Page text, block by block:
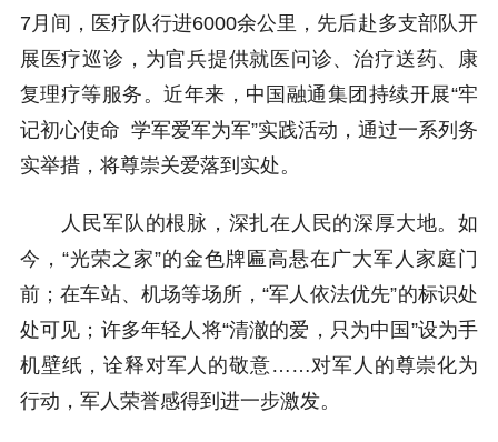
7月间，医疗队行进6000余公里，先后赴多支部队开
展医疗巡诊，为官兵提供就医问诊、治疗送药、康
复理疗等服务。近年来，中国融通集团持续开展“牢
记初心使命 学军爱军为军”实践活动，通过一系列务
实举措，将尊崇关爱落到实处。
人民军队的根脉，深扎在人民的深厚大地。如
今，“光荣之家”的金色牌匾高悬在广大军人家庭门
前；在车站、机场等场所，“军人依法优先”的标识处
处可见；许多年轻人将“清澈的爱，只为中国”设为手
机壁纸，诠释对军人的敬意……对军人的尊崇化为
行动，军人荣誉感得到进一步激发。